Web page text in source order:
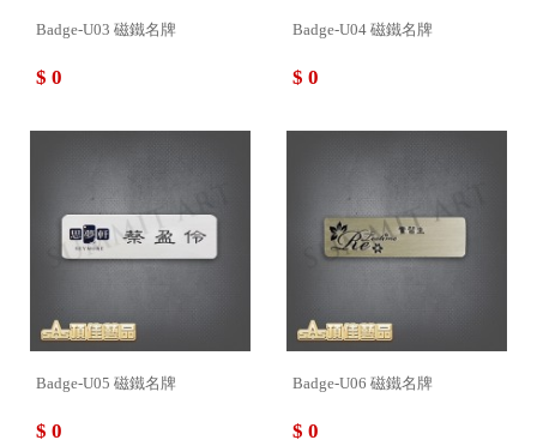
Badge-U03 磁鐵名牌
$ 0
Badge-U04 磁鐵名牌
$ 0
Badge-U05 磁鐵名牌
$ 0
Badge-U06 磁鐵名牌
$ 0